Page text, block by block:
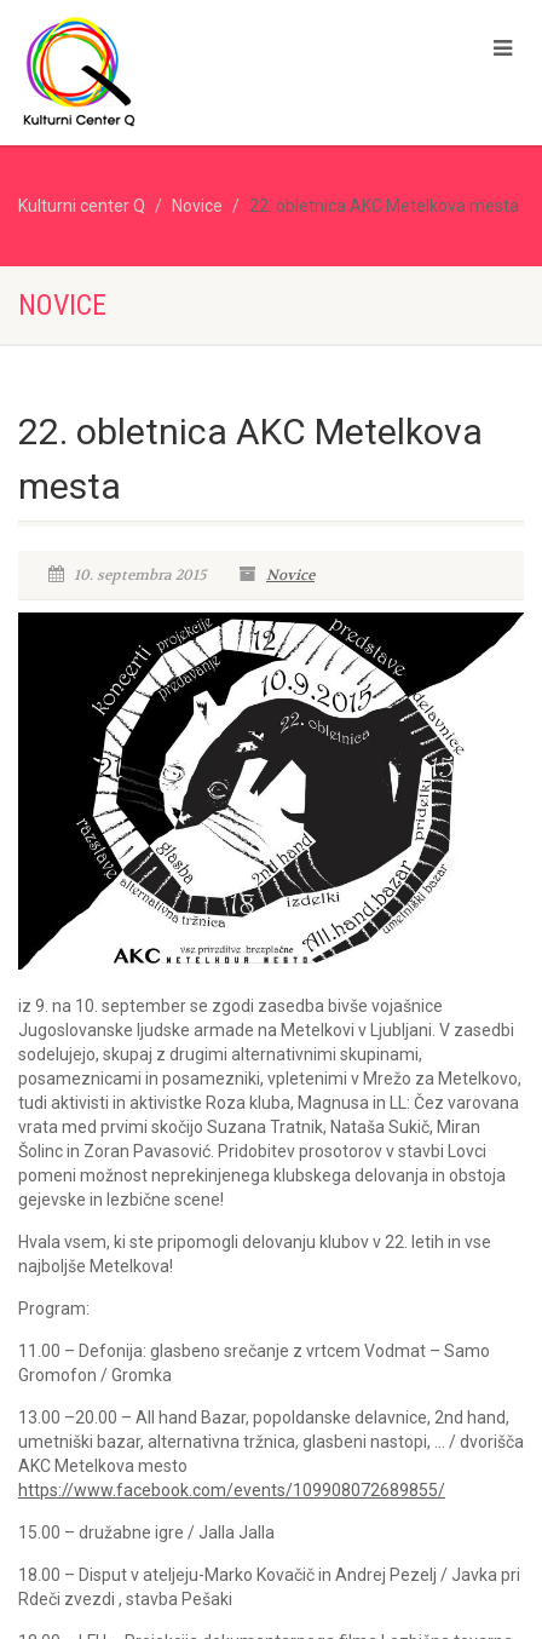
Kulturni center Q Novice 22. obletnica AKC Metelkova mesta
NOVICE
22. obletnica AKC Metelkova
mesta
10. septembra 2015 Novice
iz 9. na 10. september se zgodi zasedba bivše vojašnice
Jugoslovanske ljudske armade na Metelkovi v Ljubljani. V zasedbi
sodelujejo, skupaj z drugimi alternativnimi skupinami,
posameznicami in posamezniki, vpletenimi v Mrežo za Metelkovo,
tudi aktivisti in aktivistke Roza kluba, Magnusa in LL: Čez varovana
vrata med prvimi skočijo Suzana Tratnik, Nataša Sukič, Miran
Šolinc in Zoran Pavasović. Pridobitev prosotorov v stavbi Lovci
pomeni možnost neprekinjenega klubskega delovanja in obstoja
gejevske in lezbične scene!
Hvala vsem, ki ste pripomogli delovanju klubov v 22. letih in vse
najboljše Metelkova!
Program:
11.00 – Defonija: glasbeno srečanje z vrtcem Vodmat – Samo
Gromofon / Gromka
13.00 –20.00 – All hand Bazar, popoldanske delavnice, 2nd hand,
umetniški bazar, alternativna tržnica, glasbeni nastopi, … / dvorišča
AKC Metelkova mesto
https://www.facebook.com/events/109908072689855/
15.00 – družabne igre / Jalla Jalla
18.00 – Disput v ateljeju-Marko Kovačič in Andrej Pezelj / Javka pri
Rdeči zvezdi , stavba Pešaki